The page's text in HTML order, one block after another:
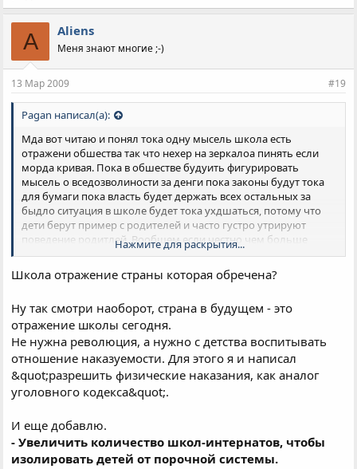
A Aliens
Меня знают многие ;-)
13 Мар 2009 #19
Pagan написал(а):
Мда вот читаю и понял тока одну мысель школа есть
отражени обшества так что нехер на зеркалоа пинять если
морда кривая. Пока в обшестве будуить фигурировать
мысель о вседозволиности за денги пока законы будут тока
для бумаги пока власть будет держать всех остальных за
быдло ситуация в школе будет тока ухдшаться, потому что
дети берут пример с родителей и часто густро утрируют
поведение родитлей. Вообшем если честно чем больше
смотри и читаю новости тем больше мне кажетсья что страна
уже обречена ее спасет или революяция изнутри и или
революция снаружи.
Нажмите для раскрытия...
Школа отражение страны которая обречена?
Ну так смотри наоборот, страна в будущем - это
отражение школы сегодня.
Не нужна революция, а нужно с детства воспитывать
отношение наказуемости. Для этого я и написал
&quot;разрешить физические наказания, как аналог
уголовного кодекса&quot;.
И еще добавлю.
- Увеличить количество школ-интернатов, чтобы
изолировать детей от порочной системы.